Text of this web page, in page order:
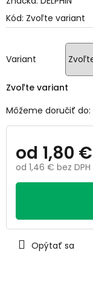
Kód: Zvoľte variant
Variant
Zvoľte variant
Môžeme doručiť do:
od 1,80 €
od 1,46 € bez DPH
Jednotková
Opýtať sa
0,0
hviezdičiek.